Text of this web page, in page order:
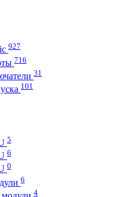
927
716
31
101
5
6
0
6
4